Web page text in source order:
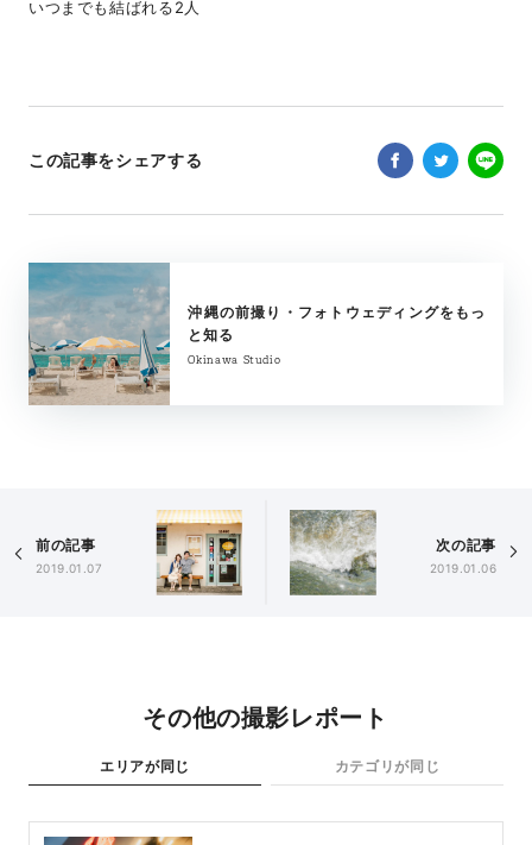
いつまでも結ばれる2人
この記事をシェアする
沖縄の前撮り・フォトウェディングをもっ
と知る
Okinawa Studio
前の記事
2019.01.07
次の記事
2019.01.06
その他の撮影レポート
エリアが同じ カテゴリが同じ